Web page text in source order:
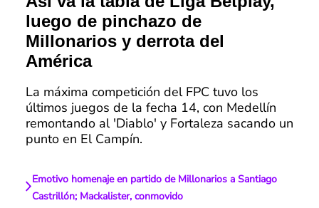
luego de pinchazo de
Millonarios y derrota del
América
La máxima competición del FPC tuvo los
últimos juegos de la fecha 14, con Medellín
remontando al 'Diablo' y Fortaleza sacando un
punto en El Campín.
Emotivo homenaje en partido de Millonarios a Santiago
Castrillón; Mackalister, conmovido